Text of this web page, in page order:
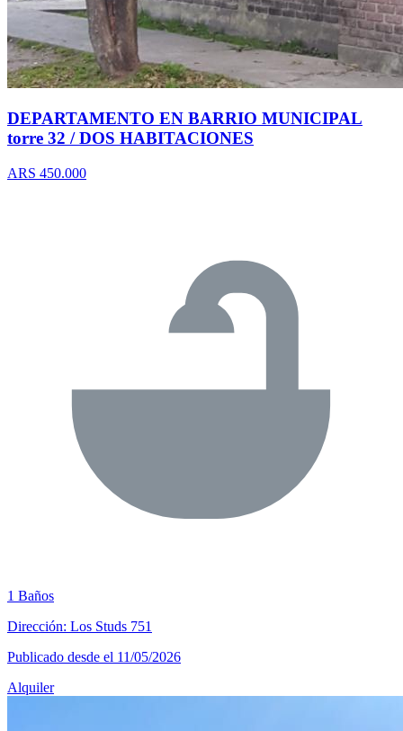
DEPARTAMENTO EN BARRIO MUNICIPAL
torre 32 / DOS HABITACIONES
ARS 450.000
1 Baños
Dirección: Los Studs 751
Publicado desde el 11/05/2026
Alquiler